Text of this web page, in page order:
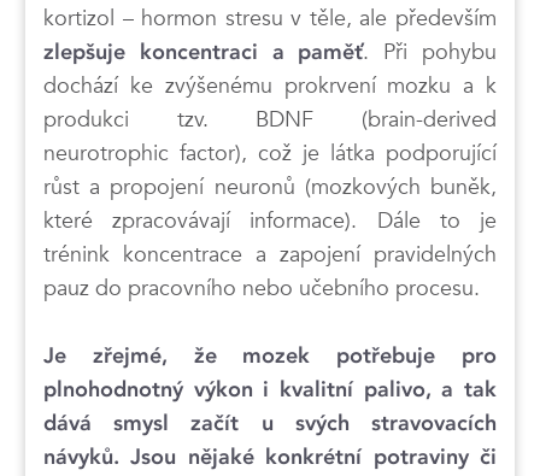
kortizol – hormon stresu v těle, ale především
zlepšuje koncentraci a paměť. Při pohybu
dochází ke zvýšenému prokrvení mozku a k
produkci tzv. BDNF (brain-derived
neurotrophic factor), což je látka podporující
růst a propojení neuronů (mozkových buněk,
které zpracovávají informace). Dále to je
trénink koncentrace a zapojení pravidelných
pauz do pracovního nebo učebního procesu.
Je zřejmé, že mozek potřebuje pro
plnohodnotný výkon i kvalitní palivo, a tak
dává smysl začít u svých stravovacích
návyků. Jsou nějaké konkrétní potraviny či